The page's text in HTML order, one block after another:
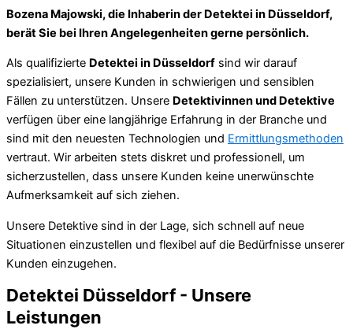
Bozena Majowski, die Inhaberin der Detektei in Düsseldorf,
berät Sie bei Ihren Angelegenheiten gerne persönlich.
Als qualifizierte Detektei in Düsseldorf sind wir darauf
spezialisiert, unsere Kunden in schwierigen und sensiblen
Fällen zu unterstützen. Unsere Detektivinnen und Detektive
verfügen über eine langjährige Erfahrung in der Branche und
sind mit den neuesten Technologien und Ermittlungsmethoden
vertraut. Wir arbeiten stets diskret und professionell, um
sicherzustellen, dass unsere Kunden keine unerwünschte
Aufmerksamkeit auf sich ziehen.
Unsere Detektive sind in der Lage, sich schnell auf neue
Situationen einzustellen und flexibel auf die Bedürfnisse unserer
Kunden einzugehen.
Detektei Düsseldorf - Unsere
Leistungen